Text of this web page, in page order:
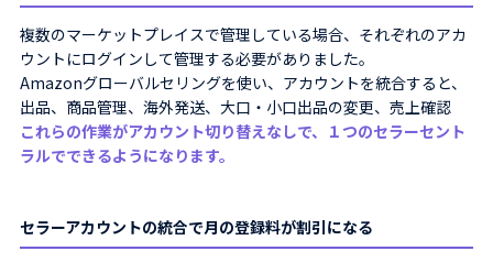
複数のマーケットプレイスで管理している場合、それぞれのアカ
ウントにログインして管理する必要がありました。
Amazonグローバルセリングを使い、アカウントを統合すると、
出品、商品管理、海外発送、大口・小口出品の変更、売上確認
これらの作業がアカウント切り替えなしで、１つのセラーセント
ラルでできるようになります。
セラーアカウントの統合で月の登録料が割引になる